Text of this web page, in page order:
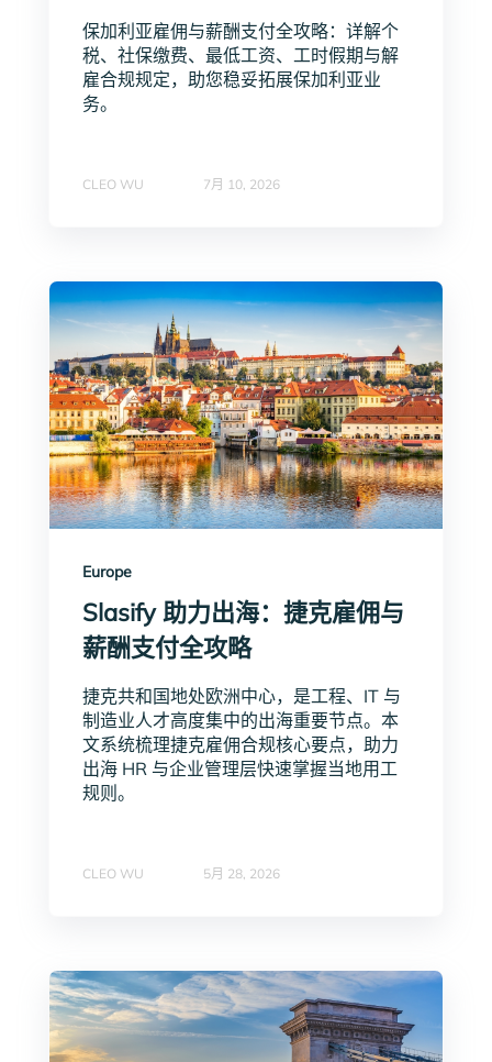
保加利亚雇佣与薪酬支付全攻略：详解个
税、社保缴费、最低工资、工时假期与解
雇合规规定，助您稳妥拓展保加利亚业
务。
CLEO WU 7月 10, 2026
Europe
Slasify 助力出海：捷克雇佣与
薪酬支付全攻略
捷克共和国地处欧洲中心，是工程、IT 与
制造业人才高度集中的出海重要节点。本
文系统梳理捷克雇佣合规核心要点，助力
出海 HR 与企业管理层快速掌握当地用工
规则。
CLEO WU 5月 28, 2026